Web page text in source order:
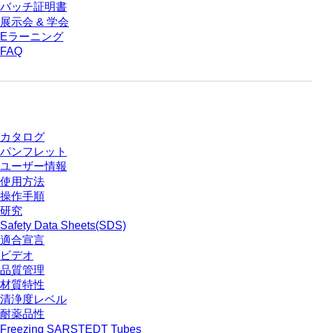
バッチ証明書
展示会 & 学会
Eラーニング
FAQ
カタログ
パンフレット
ユーザー情報
使用方法
操作手順
研究
Safety Data Sheets(SDS)
適合宣言
ビデオ
品質管理
材質特性
清浄度レベル
耐薬品性
Freezing SARSTEDT Tubes